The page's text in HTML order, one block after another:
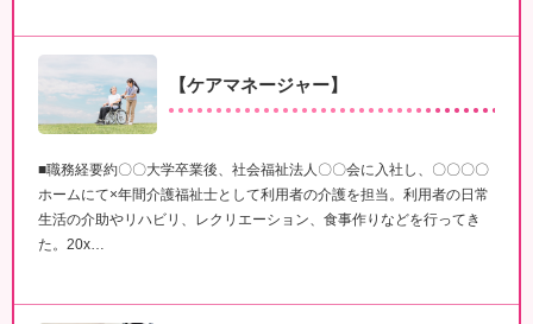
【ケアマネージャー】
■職務経要約〇〇大学卒業後、社会福祉法人〇〇会に入社し、〇〇〇〇
ホームにて×年間介護福祉士として利用者の介護を担当。利用者の日常
生活の介助やリハビリ、レクリエーション、食事作りなどを行ってき
た。20x…